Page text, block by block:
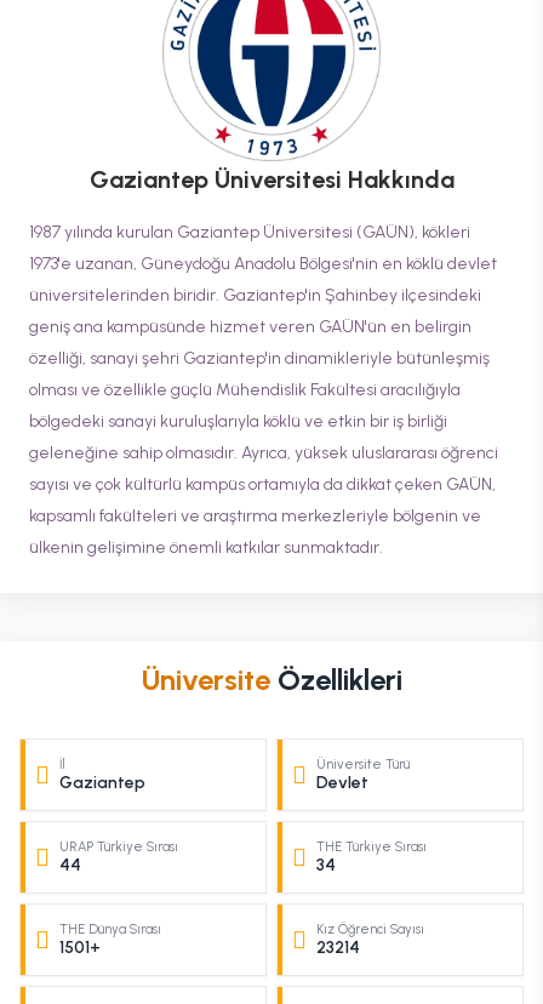
Gaziantep Üniversitesi Hakkında
1987 yılında kurulan Gaziantep Üniversitesi (GAÜN), kökleri
1973'e uzanan, Güneydoğu Anadolu Bölgesi'nin en köklü devlet
üniversitelerinden biridir. Gaziantep'in Şahinbey ilçesindeki
geniş ana kampüsünde hizmet veren GAÜN'ün en belirgin
özelliği, sanayi şehri Gaziantep'in dinamikleriyle bütünleşmiş
olması ve özellikle güçlü Mühendislik Fakültesi aracılığıyla
bölgedeki sanayi kuruluşlarıyla köklü ve etkin bir iş birliği
geleneğine sahip olmasıdır. Ayrıca, yüksek uluslararası öğrenci
sayısı ve çok kültürlü kampüs ortamıyla da dikkat çeken GAÜN,
kapsamlı fakülteleri ve araştırma merkezleriyle bölgenin ve
ülkenin gelişimine önemli katkılar sunmaktadır.
Üniversite Özellikleri
İl
Gaziantep
Üniversite Türü
Devlet
URAP Türkiye Sırası
44
THE Türkiye Sırası
34
THE Dünya Sırası
1501+
Kız Öğrenci Sayısı
23214